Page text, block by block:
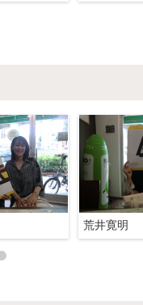
荒井寛明